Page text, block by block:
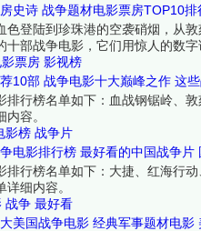
史诗 战争题材电影票房TOP10排
色登陆到珍珠港的空袭硝烟，从
十部战争电影，它们用惊人的数
影票房 影视榜
10部 战争电影十大巅峰之作 这
排行榜名单如下：血战钢锯岭、
容。
影榜 战争片
电影排行榜 最好看的中国战争片
排行榜名单如下：大捷、红海行
细内容。
战争 最好看
美国战争电影 经典军事题材电影